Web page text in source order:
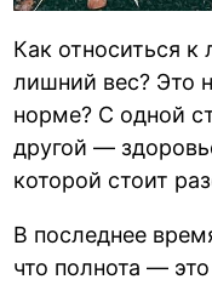
Как относиться
лишний вес? Это
норме? С одной
другой —
которой стоит
В последнее
что полнота —